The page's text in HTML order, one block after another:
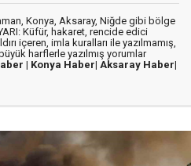
Konya, Aksaray, Niğde gibi bölge
Küfür, hakaret, rencide edici
içeren, imla kuralları ile yazılmamış,
harflerle yazılmış yorumlar
| Konya Haber| Aksaray Haber|